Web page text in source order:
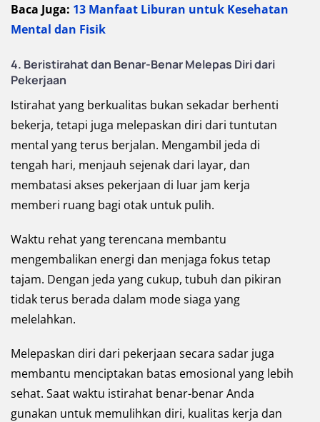
Baca Juga: 13 Manfaat Liburan untuk Kesehatan
Mental dan Fisik
4. Beristirahat dan Benar-Benar Melepas Diri dari
Pekerjaan
Istirahat yang berkualitas bukan sekadar berhenti
bekerja, tetapi juga melepaskan diri dari tuntutan
mental yang terus berjalan. Mengambil jeda di
tengah hari, menjauh sejenak dari layar, dan
membatasi akses pekerjaan di luar jam kerja
memberi ruang bagi otak untuk pulih.
Waktu rehat yang terencana membantu
mengembalikan energi dan menjaga fokus tetap
tajam. Dengan jeda yang cukup, tubuh dan pikiran
tidak terus berada dalam mode siaga yang
melelahkan.
Melepaskan diri dari pekerjaan secara sadar juga
membantu menciptakan batas emosional yang lebih
sehat. Saat waktu istirahat benar-benar Anda
gunakan untuk memulihkan diri, kualitas kerja dan